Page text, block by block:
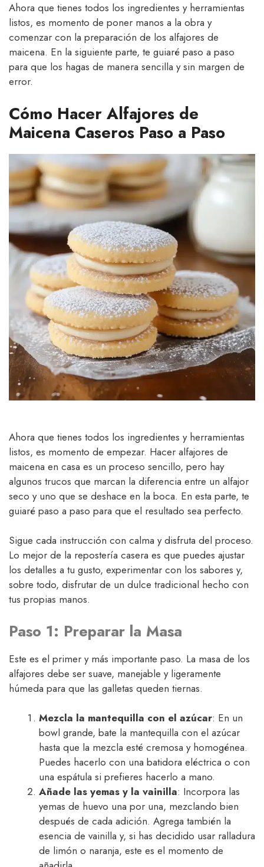
Ahora que tienes todos los ingredientes y herramientas
listos, es momento de poner manos a la obra y
comenzar con la preparación de los alfajores de
maicena. En la siguiente parte, te guiaré paso a paso
para que los hagas de manera sencilla y sin margen de
error.
Cómo Hacer Alfajores de
Maicena Caseros Paso a Paso
Ahora que tienes todos los ingredientes y herramientas
listos, es momento de empezar. Hacer alfajores de
maicena en casa es un proceso sencillo, pero hay
algunos trucos que marcan la diferencia entre un alfajor
seco y uno que se deshace en la boca. En esta parte, te
guiaré paso a paso para que el resultado sea perfecto.
Sigue cada instrucción con calma y disfruta del proceso.
Lo mejor de la repostería casera es que puedes ajustar
los detalles a tu gusto, experimentar con los sabores y,
sobre todo, disfrutar de un dulce tradicional hecho con
tus propias manos.
Paso 1: Preparar la Masa
Este es el primer y más importante paso. La masa de los
alfajores debe ser suave, manejable y ligeramente
húmeda para que las galletas queden tiernas.
Mezcla la mantequilla con el azúcar: En un
bowl grande, bate la mantequilla con el azúcar
hasta que la mezcla esté cremosa y homogénea.
Puedes hacerlo con una batidora eléctrica o con
una espátula si prefieres hacerlo a mano.
Añade las yemas y la vainilla: Incorpora las
yemas de huevo una por una, mezclando bien
después de cada adición. Agrega también la
esencia de vainilla y, si has decidido usar ralladura
de limón o naranja, este es el momento de